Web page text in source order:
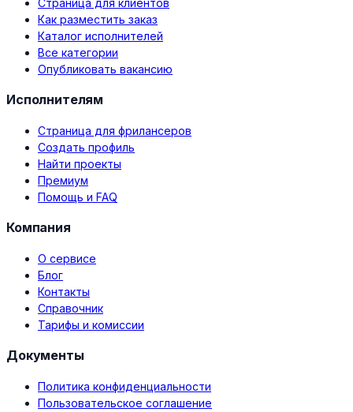
Страница для клиентов
Как разместить заказ
Каталог исполнителей
Все категории
Опубликовать вакансию
Исполнителям
Страница для фрилансеров
Создать профиль
Найти проекты
Премиум
Помощь и FAQ
Компания
О сервисе
Блог
Контакты
Справочник
Тарифы и комиссии
Документы
Политика конфиденциальности
Пользовательское соглашение